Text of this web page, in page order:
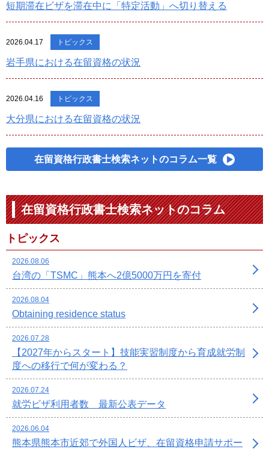
短期滞在ビザを滞在中に「特定活動」へ切り替える
2026.04.17 トピックス
岩手県における在留資格の状況
2026.04.16 トピックス
大分県における在留資格の状況
在留資格行政書士検索ネットのコラム一覧
在留資格行政書士検索ネットのコラム
トピックス
2026.08.06
台湾の「TSMC」熊本へ2億5000万円を寄付
2026.08.04
Obtaining residence status
2026.07.28
【2027年からスタート】技能実習制度から育成就労制
度への移行で何が変わる？
2026.07.24
就労ビザ利用者数 最新公表データ
2026.06.04
熊本県熊本市近郊で外国人ビザ、在留資格申請サポー